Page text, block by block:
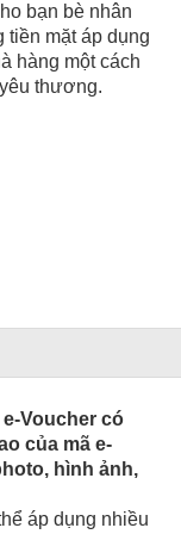
bạn bè nhân
tiền mặt áp dụng
hàng một cách
thương.
Voucher có
của mã e-
hình ảnh,
áp dụng nhiều